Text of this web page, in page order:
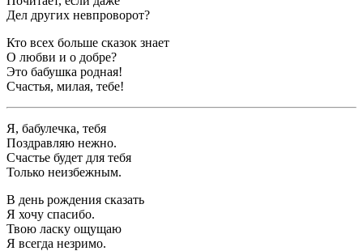
Дел других невпроворот?
Кто всех больше сказок знает
О любви и о добре?
Это бабушка родная!
Счастья, милая, тебе!
Я, бабулечка, тебя
Поздравляю нежно.
Счастье будет для тебя
Только неизбежным.
В день рождения сказать
Я хочу спасибо.
Твою ласку ощущаю
Я всегда незримо.